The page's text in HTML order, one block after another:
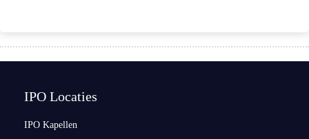
IPO Locaties
IPO Kapellen